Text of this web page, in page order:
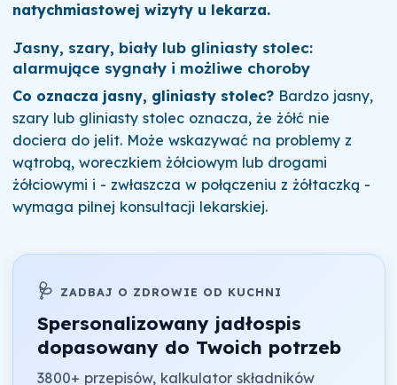
natychmiastowej wizyty u lekarza.
Jasny, szary, biały lub gliniasty stolec:
alarmujące sygnały i możliwe choroby
Co oznacza jasny, gliniasty stolec?Bardzo jasny,
szary lub gliniasty stolec oznacza, że żółć nie
dociera do jelit. Może wskazywać na problemy z
wątrobą, woreczkiem żółciowym lub drogami
żółciowymi i - zwłaszcza w połączeniu z żółtaczką -
wymaga pilnej konsultacji lekarskiej.
🩺 ZADBAJ O ZDROWIE OD KUCHNI
Spersonalizowany jadłospis
dopasowany do Twoich potrzeb
3800+ przepisów, kalkulator składników